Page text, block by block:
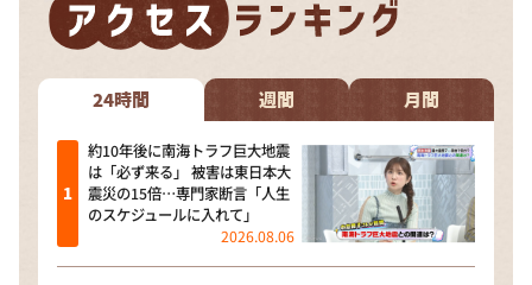
24時間 週間 月間
約10年後に南海トラフ巨大地震
は「必ず来る」 被害は東日本大
震災の15倍…専門家断言「人生
のスケジュールに入れて」
2026.08.06